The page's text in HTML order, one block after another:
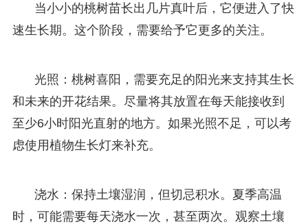
当小小的桃树苗长出几片真叶后，它便进入了快
速生长期。这个阶段，需要给予它更多的关注。
光照：桃树喜阳，需要充足的阳光来支持其生长
和未来的开花结果。尽量将其放置在每天能接收到
至少6小时阳光直射的地方。如果光照不足，可以考
虑使用植物生长灯来补充。
浇水：保持土壤湿润，但切忌积水。夏季高温
时，可能需要每天浇水一次，甚至两次。观察土壤